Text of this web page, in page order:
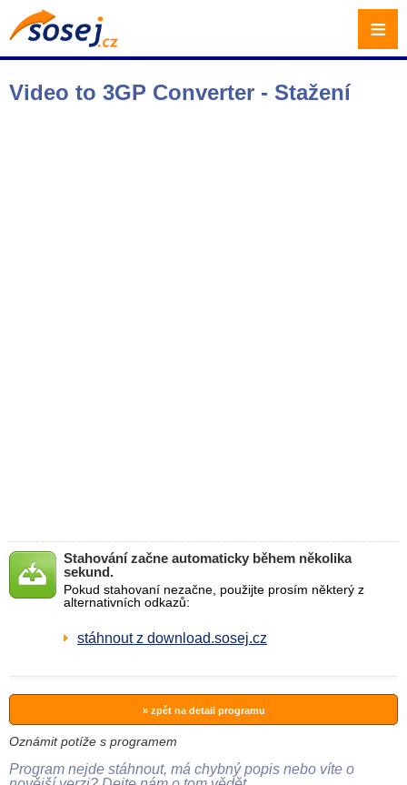
Video to 3GP Converter - Stažení
Stahování začne automaticky během několika
sekund.
Pokud stahovaní nezačne, použijte prosím některý z
alternativních odkazů:
stáhnout z download.sosej.cz
» zpět na detail programu
Oznámit potíže s programem
Program nejde stáhnout, má chybný popis nebo víte o
≡